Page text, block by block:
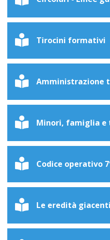
Tirocini formativi
Amministrazione
Minori, famiglia e
Codice operativo
Le eredità giacenti